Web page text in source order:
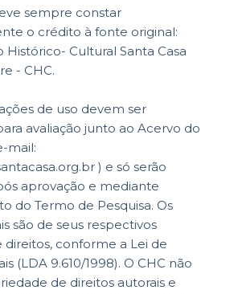
sempre constar
o crédito à fonte original:
Histórico- Cultural Santa Casa
- CHC.
de uso devem ser
avaliação junto ao Acervo do
mail:
) e só serão
aprovação e mediante
do Termo de Pesquisa. Os
são de seus respectivos
conforme a Lei de
(LDA 9.610/1998). O CHC não
de direitos autorais e